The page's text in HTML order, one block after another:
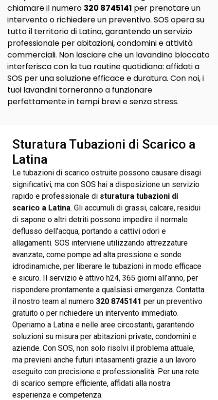
chiamare il numero 320 8745141 per prenotare un
intervento o richiedere un preventivo. SOS opera su
tutto il territorio di Latina, garantendo un servizio
professionale per abitazioni, condomini e attività
commerciali. Non lasciare che un lavandino bloccato
interferisca con la tua routine quotidiana: affidati a
SOS per una soluzione efficace e duratura. Con noi, i
tuoi lavandini torneranno a funzionare
perfettamente in tempi brevi e senza stress.
Sturatura Tubazioni di Scarico a
Latina
Le tubazioni di scarico ostruite possono causare disagi
significativi, ma con SOS hai a disposizione un servizio
rapido e professionale di sturatura tubazioni di
scarico a Latina. Gli accumuli di grassi, calcare, residui
di sapone o altri detriti possono impedire il normale
deflusso dell’acqua, portando a cattivi odori e
allagamenti. SOS interviene utilizzando attrezzature
avanzate, come pompe ad alta pressione e sonde
idrodinamiche, per liberare le tubazioni in modo efficace
e sicuro. Il servizio è attivo h24, 365 giorni all’anno, per
rispondere prontamente a qualsiasi emergenza. Contatta
il nostro team al numero 320 8745141 per un preventivo
gratuito o per richiedere un intervento immediato.
Operiamo a Latina e nelle aree circostanti, garantendo
soluzioni su misura per abitazioni private, condomini e
aziende. Con SOS, non solo risolvi il problema attuale,
ma previeni anche futuri intasamenti grazie a un lavoro
eseguito con precisione e professionalità. Per una rete
di scarico sempre efficiente, affidati alla nostra
esperienza e competenza.